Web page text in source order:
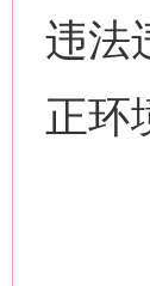
违法
正环